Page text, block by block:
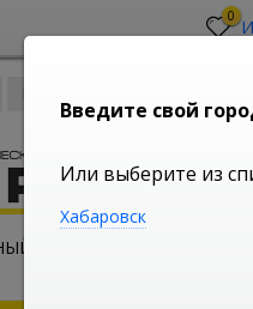
0
ИНТЕРНЕТ МАГАЗИН
Введите свой
Или выберите из
Хабаровск